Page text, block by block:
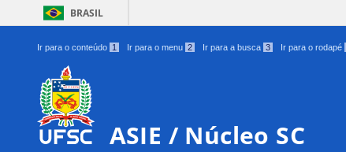
BRASIL
Ir para o conteúdo 1 Ir para o menu 2 Ir para a busca 3 Ir para o rodapé
ASIE / Núcleo SC